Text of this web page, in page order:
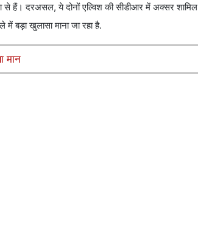
से हैं। दरअसल, ये दोनों एल्विश की सीडीआर में अक्सर शामिल
में बड़ा खुलासा माना जा रहा है.
मान